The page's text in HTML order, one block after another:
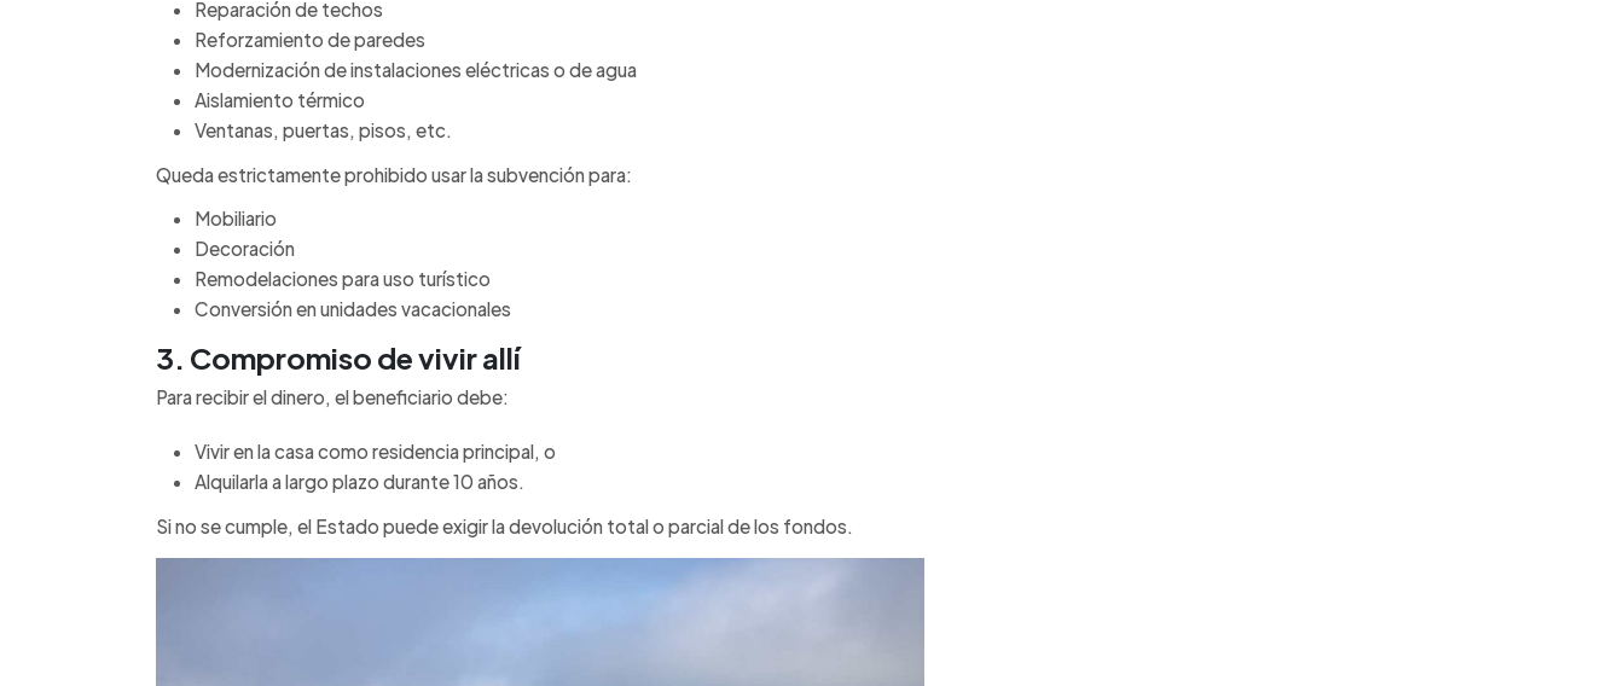
Reparación de techos
Reforzamiento de paredes
Modernización de instalaciones eléctricas o de agua
Aislamiento térmico
Ventanas, puertas, pisos, etc.
Queda estrictamente prohibido usar la subvención para:
Mobiliario
Decoración
Remodelaciones para uso turístico
Conversión en unidades vacacionales
3. Compromiso de vivir allí
Para recibir el dinero, el beneficiario debe:
Vivir en la casa como residencia principal, o
Alquilarla a largo plazo durante 10 años.
Si no se cumple, el Estado puede exigir la devolución total o parcial de los fondos.